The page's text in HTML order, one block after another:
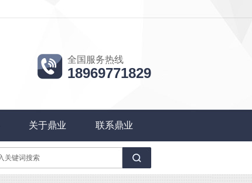
全国服务热线
18969771829
关于鼎业 联系鼎业